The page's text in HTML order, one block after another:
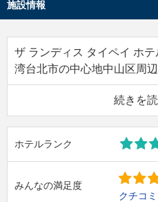
施設情報
ザ ランディス タイペイ ホ
湾台北市の中心地中山区周
続きを
ホテルランク
みんなの満足度
クチコ